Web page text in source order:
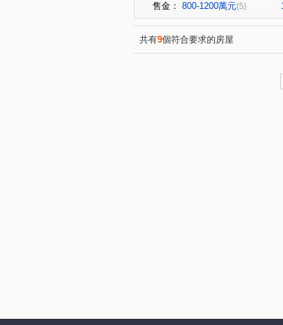
售金： 800-1200萬元(5)
共有9個符合要求的房屋